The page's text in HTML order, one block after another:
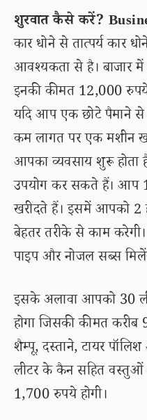
शुरवात कैसे करें?
कार धोने से तात्पर्य कार
आवश्यकता से है। बाजार
इनकी कीमत 12,000
यदि आप एक छोटे पैमाने
कम लागत पर एक मशीन
आपका व्यवसाय शुरू
उपयोग कर सकते हैं। आप
खरीदते हैं। इसमें आपको 2
बेहतर तरीके से काम
पाइप और नोजल सब्स
इसके अलावा आपको 30
होगा जिसकी कीमत
शैम्पू, दस्ताने, टायर
लीटर के कैन सहित
1,700 रुपये होगी।